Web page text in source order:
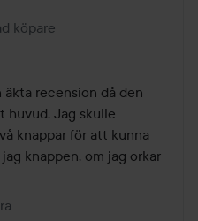
köpare
recension då den
huvud. Jag skulle
knappar för att kunna
knappen, om jag orkar